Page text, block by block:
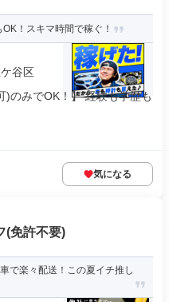
！スキマ時間で稼ぐ！
谷区
)のみでOK！】 経験も学歴も
気になる
(免許不要)
で楽々配送！この夏イチ推し